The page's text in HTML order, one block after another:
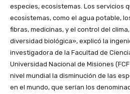
especies, ecosistemas. Los servicios
ecosistemas, como el agua potable,
fibras, medicinas, y el control del
diversidad biológica», explicó la
investigadora de la Facultad de
Universidad Nacional de Misiones
nivel mundial la disminución de las
en el mundo, que serían los